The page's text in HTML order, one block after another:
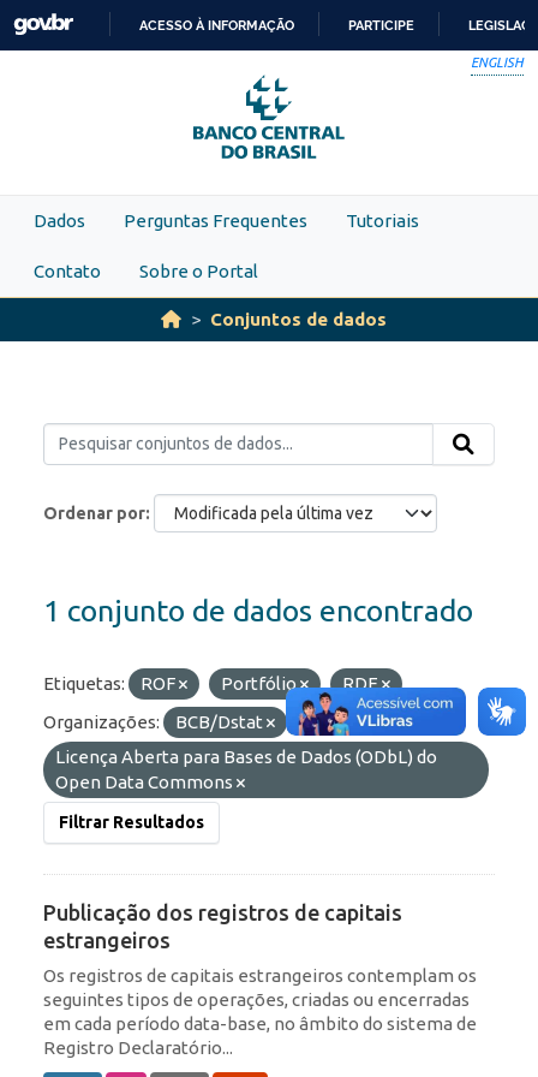
Skip to main content
PARA
O
CONTEÚDO
ACESSO À INFORMAÇÃO PARTICIPE
ENGLISH
Dados Perguntas Frequentes Tutoriais
Contato Sobre o Portal
Conjuntos de dados
Ordenar por
1 conjunto de dados encontrado
Etiquetas: ROF Portfólio
RDE
Organizações:
BCB/Dstat
Licenças:
Licença Aberta para Bases de Dados (ODbL) do
Open Data Commons
Filtrar Resultados
Publicação dos registros de capitais
estrangeiros
Os registros de capitais estrangeiros contemplam os
seguintes tipos de operações, criadas ou encerradas
em cada período data-base, no âmbito do sistema de
Registro Declaratório...